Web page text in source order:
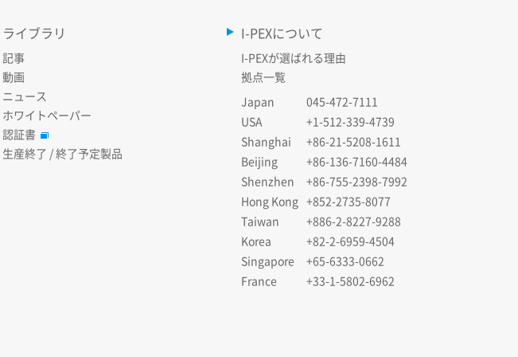
ライブラリ
記事
動画
ニュース
ホワイトペーパー
認証書
生産終了 / 終了予定製品
I-PEXについて
I-PEXが選ばれる理由
拠点一覧
Japan
045-472-7111
USA
+1-512-339-4739
Shanghai
+86-21-5208-1611
Beijing
+86-136-7160-4484
Shenzhen
+86-755-2398-7992
Hong Kong +852-2735-8077
Taiwan
+886-2-8227-9288
Korea
+82-2-6959-4504
Singapore
+65-6333-0662
France
+33-1-5802-6962